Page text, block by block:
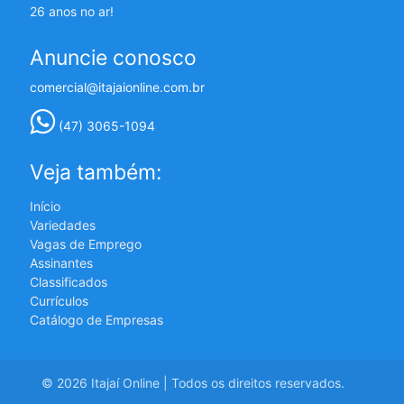
26 anos no ar!
Anuncie conosco
comercial@itajaionline.com.br
(47) 3065-1094
Veja também:
Início
Variedades
Vagas de Emprego
Assinantes
Classificados
Currículos
Catálogo de Empresas
© 2026 Itajaí Online | Todos os direitos reservados.